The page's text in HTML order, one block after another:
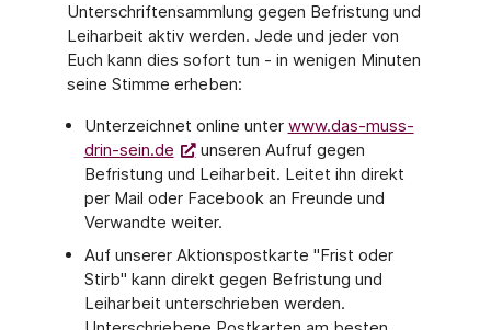
Unterschriftensammlung gegen Befristung und
Leiharbeit aktiv werden. Jede und jeder von
Euch kann dies sofort tun - in wenigen Minuten
seine Stimme erheben:
Unterzeichnet online unter www.das-muss-
drin-sein.de
unseren Aufruf gegen
Befristung und Leiharbeit. Leitet ihn direkt
per Mail oder Facebook an Freunde und
Verwandte weiter.
Auf unserer Aktionspostkarte "Frist oder
Stirb" kann direkt gegen Befristung und
Leiharbeit unterschrieben werden.